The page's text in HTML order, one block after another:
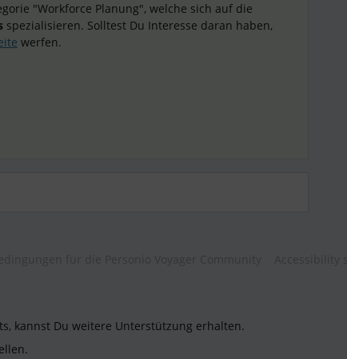
"Workforce Planung", welche sich auf die
spezialisieren. Solltest Du Interesse daran haben,
werfen.
kannst Du weitere Unterstützung erhalten.